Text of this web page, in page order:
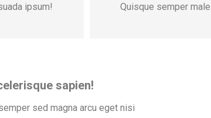
ipsum!
Quisque semper
sapien!
sed magna arcu eget nisi